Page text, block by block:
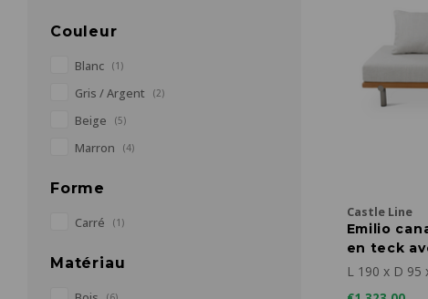
Couleur
Blanc (1)
Gris / Argent (2)
Beige (5)
Marron (4)
Forme
Carré (1)
Matériau
Castle Line
Emilio
en teck
housse
L 190 x D 95